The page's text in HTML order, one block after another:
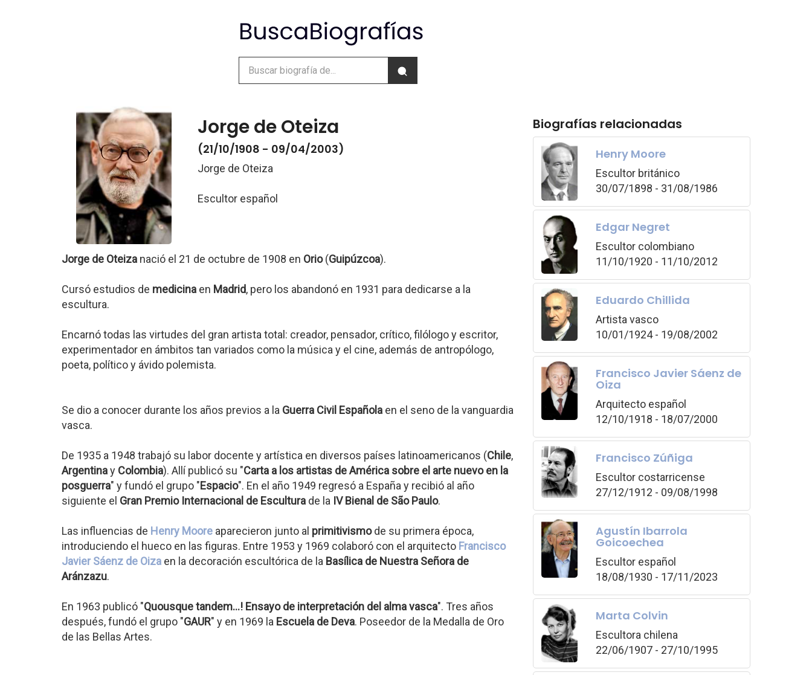
Jorge de Oteiza
(21/10/1908 - 09/04/2003)
Jorge de Oteiza
Escultor español
Jorge de Oteiza nació el 21 de octubre de 1908 en Orio(Guipúzcoa).
Cursó estudios de medicina en Madrid, pero los abandonó en 1931 para dedicarse a la
escultura.
Encarnó todas las virtudes del gran artista total: creador, pensador, crítico, filólogo y escritor,
experimentador en ámbitos tan variados como la música y el cine, además de antropólogo,
poeta, político y ávido polemista.
Se dio a conocer durante los años previos a la Guerra Civil Española en el seno de la vanguardia
vasca.
De 1935 a 1948 trabajó su labor docente y artística en diversos países latinoamericanos (Chile,
Argentinay Colombia). Allí publicó su "Carta a los artistas de América sobre el arte nuevo en la
posguerra" y fundó el grupo "Espacio". En el año 1949 regresó a España y recibió al año
siguiente el Gran Premio Internacional de Escultura de la IV Bienal de São Paulo.
Las influencias de Henry Moore aparecieron junto al primitivismode su primera época,
introduciendo el hueco en las figuras. Entre 1953 y 1969 colaboró con el arquitecto Francisco
Javier Sáenz de Oiza en la decoración escultórica de la Basílica de Nuestra Señora de
Aránzazu.
En 1963 publicó "Quousque tandem...! Ensayo de interpretación del alma vasca". Tres años
después, fundó el grupo "GAUR" y en 1969 la Escuela de Deva. Poseedor de la Medalla de Oro
de las Bellas Artes.
Biografías relacionadas
Henry Moore
Escultor británico
30/07/1898 - 31/08/1986
Edgar Negret
Escultor colombiano
11/10/1920 - 11/10/2012
Eduardo Chillida
Artista vasco
10/01/1924 - 19/08/2002
Francisco Javier Sáenz de
Oiza
Arquitecto español
12/10/1918 - 18/07/2000
Francisco Zúñiga
Escultor costarricense
27/12/1912 - 09/08/1998
Agustín Ibarrola
Goicoechea
Escultor español
18/08/1930 - 17/11/2023
Marta Colvin
Escultora chilena
22/06/1907 - 27/10/1995